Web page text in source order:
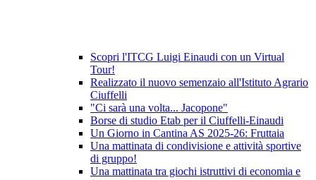
Scopri l'ITCG Luigi Einaudi con un Virtual
Tour!
Realizzato il nuovo semenzaio all'Istituto Agrario
Ciuffelli
"Ci sarà una volta... Jacopone"
Borse di studio Etab per il Ciuffelli-Einaudi
Un Giorno in Cantina AS 2025-26: Fruttaia
Una mattinata di condivisione e attività sportive
di gruppo!
Una mattinata tra giochi istruttivi di economia e